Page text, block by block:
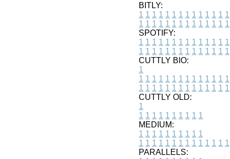
BITLY:
1 1 1 1 1 1 1 1 1 1 1 1 1 1
1 1 1 1 1 1 1 1 1 1 1 1 1 1
SPOTIFY:
1 1 1 1 1 1 1 1 1 1 1 1 1 1
1 1 1 1 1 1 1 1 1 1 1 1 1 1
CUTTLY BIO:
1
1 1 1 1 1 1 1 1 1 1 1 1 1 1
1 1 1 1 1 1 1 1 1 1 1 1 1 1
CUTTLY OLD:
1
1 1 1 1 1 1 1 1 1 1
MEDIUM:
1 1 1 1 1 1 1 1 1 1
1 1 1 1 1 1 1 1 1 1 1 1 1 1
PARALLELS: